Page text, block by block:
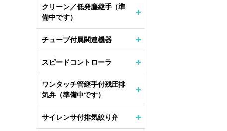
クリーン／低発塵継手（準
備中です）
チューブ付属関連機器
スピードコントローラ
ワンタッチ管継手付残圧排
気弁（準備中です）
サイレンサ付排気絞り弁